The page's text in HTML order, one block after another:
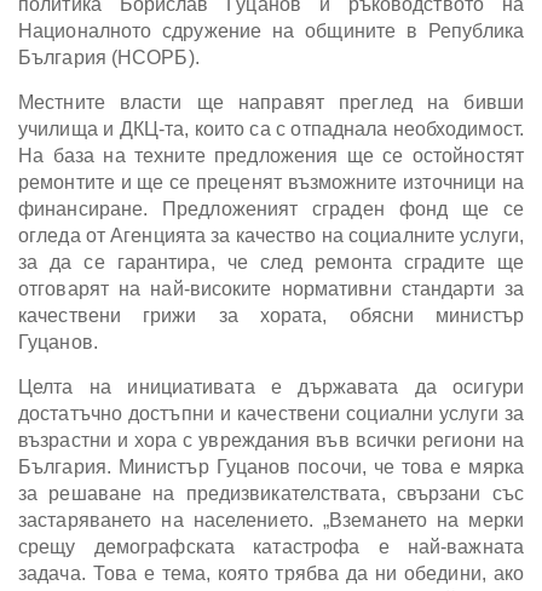
Националното сдружение на общините в Република
България (НСОРБ).
Местните власти ще направят преглед на бивши
училища и ДКЦ-та, които са с отпаднала необходимост.
На база на техните предложения ще се остойностят
ремонтите и ще се преценят възможните източници на
финансиране. Предложеният сграден фонд ще се
огледа от Агенцията за качество на социалните услуги,
за да се гарантира, че след ремонта сградите ще
отговарят на най-високите нормативни стандарти за
качествени грижи за хората, обясни министър
Гуцанов.
Целта на инициативата е държавата да осигури
достатъчно достъпни и качествени социални услуги за
възрастни и хора с увреждания във всички региони на
България. Министър Гуцанов посочи, че това е мярка
за решаване на предизвикателствата, свързани със
застаряването на населението. „Вземането на мерки
срещу демографската катастрофа е най-важната
задача. Това е тема, която трябва да ни обедини, ако